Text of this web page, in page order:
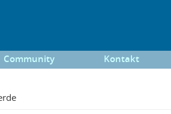
Community Kontakt